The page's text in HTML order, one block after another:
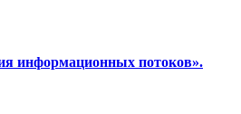
информационных потоков».